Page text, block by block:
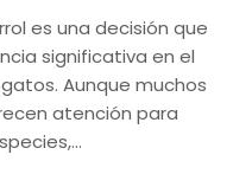
es una decisión que
significativa en el
Aunque muchos
atención para